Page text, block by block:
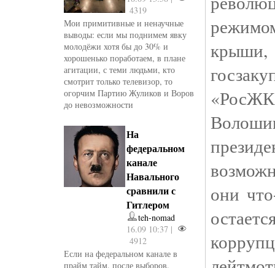
4319
Мои примитивные и ненаучные
выводы: если мы поднимем явку
молодёжи хотя бы до 30% и
хорошенько поработаем, в плане
агитации, с теми людьми, кто
смотрит только телевизор, то
огорчим Партию Жуликов и Воров
до невозможности
На
федеральном
канале
Навального
сравнили с
Гитлером
teh-nomad
16.09 10:37 |
4912
Если на федеральном канале в
прайм тайм, после выборов,
крыши,
они